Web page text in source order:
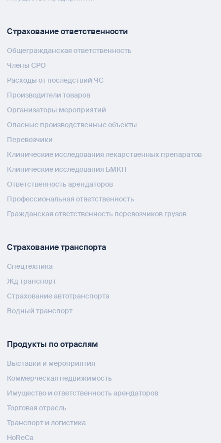
Страхование ответственности
Общегражданская ответственность
Члены СРО
Расходы от последствий ЧС
Производители товаров
Организаторы мероприятий
Опасные производственные объекты
Перевозчики
Клинические исследования лекарственных препаратов
Клинические исследования БМКП
Ответственность арендаторов
Профессиональная ответственность
Гражданская ответственность перевозчиков грузов
Страхование транспорта
Спецтехника
Жд транспорт
Страхование автотранспорта
Водный транспорт
Продукты по отраслям
Выставки и мероприятия
Коммерческая недвижимость
Имущество и ответственность арендаторов
Торговая отрасль
Транспорт и логистика
HoReCa